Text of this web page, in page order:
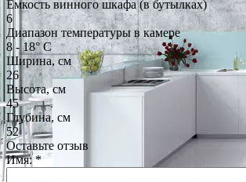
Емкость винного шкафа (в бутылках)
6
Диапазон температуры в камере
8 - 18° C
Ширина, см
26
Высота, см
45
Глубина, см
52
Оставьте отзыв
Имя:*